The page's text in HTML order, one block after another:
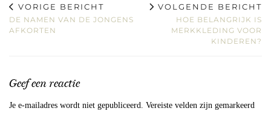
VORIGE BERICHT
DE NAMEN VAN DE JONGENS
AFKORTEN
VOLGENDE BERICHT
HOE BELANGRIJK IS
MERKKLEDING VOOR
KINDEREN?
Geef een reactie
Je e-mailadres wordt niet gepubliceerd. Vereiste velden zijn gemarkeerd